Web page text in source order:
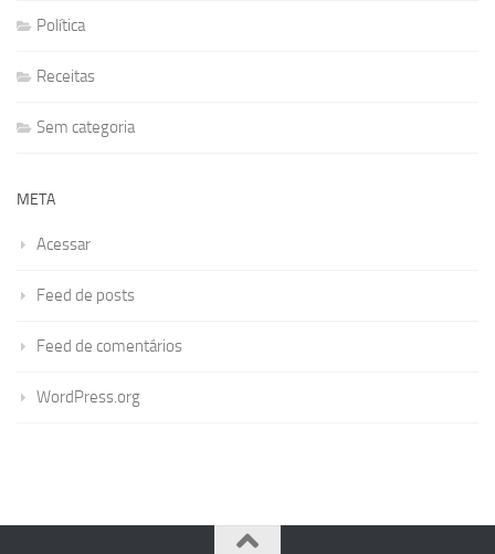
Política
Receitas
Sem categoria
META
Acessar
Feed de posts
Feed de comentários
WordPress.org